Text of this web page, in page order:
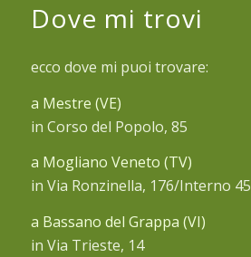
Dove mi trovi
ecco dove mi puoi trovare:
a Mestre (VE)
in Corso del Popolo, 85
a Mogliano Veneto (TV)
in Via Ronzinella, 176/Interno 45
a Bassano del Grappa (VI)
in Via Trieste, 14